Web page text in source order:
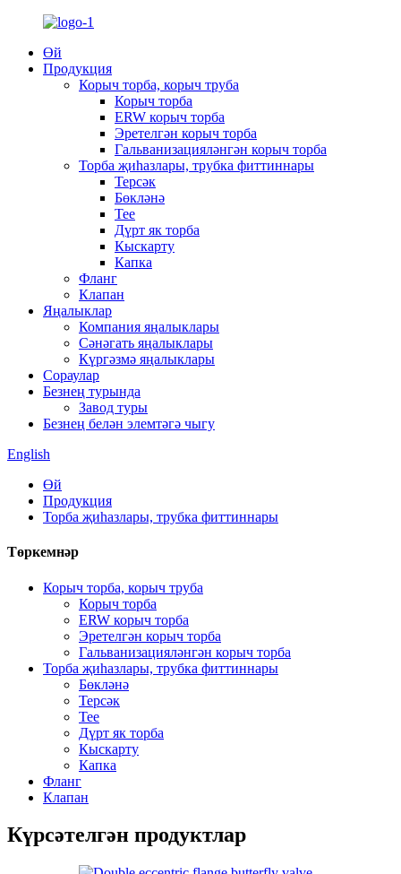
Өй
Продукция
Корыч торба, корыч труба
Корыч торба
ERW корыч торба
Эретелгән корыч торба
Гальванизацияләнгән корыч торба
Торба җиһазлары, трубка фиттиннары
Терсәк
Бөкләнә
Tee
Дүрт як торба
Кыскарту
Капка
Фланг
Клапан
Яңалыклар
Компания яңалыклары
Сәнәгать яңалыклары
Күргәзмә яңалыклары
Сораулар
Безнең турында
Завод туры
Безнең белән элемтәгә чыгу
English
Өй
Продукция
Торба җиһазлары, трубка фиттиннары
Төркемнәр
Корыч торба, корыч труба
Корыч торба
ERW корыч торба
Эретелгән корыч торба
Гальванизацияләнгән корыч торба
Торба җиһазлары, трубка фиттиннары
Бөкләнә
Терсәк
Tee
Дүрт як торба
Кыскарту
Капка
Фланг
Клапан
Күрсәтелгән продуктлар